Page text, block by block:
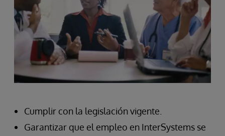
Cumplir con la legislación vigente.
Garantizar que el empleo en InterSystems se